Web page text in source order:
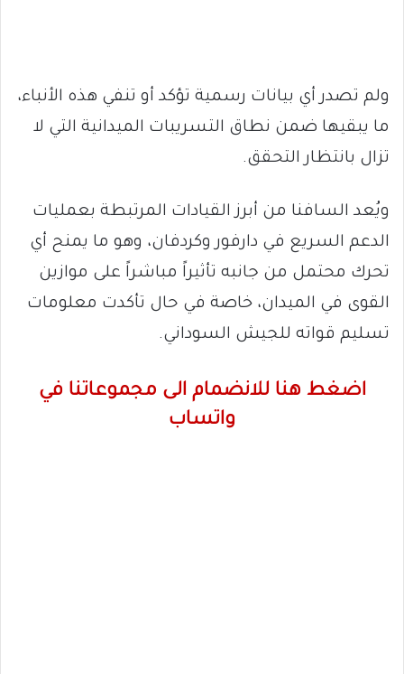
ولم تصدر أي بيانات رسمية تؤكد أو تنفي هذه الأنباء،
ما يبقيها ضمن نطاق التسريبات الميدانية التي لا
تزال بانتظار التحقق.
ويُعد السافنا من أبرز القيادات المرتبطة بعمليات
الدعم السريع في دارفور وكردفان، وهو ما يمنح أي
تحرك محتمل من جانبه تأثيراً مباشراً على موازين
القوى في الميدان، خاصة في حال تأكدت معلومات
تسليم قواته للجيش السوداني.
اضغط هنا للانضمام الى مجموعاتنا في
واتساب